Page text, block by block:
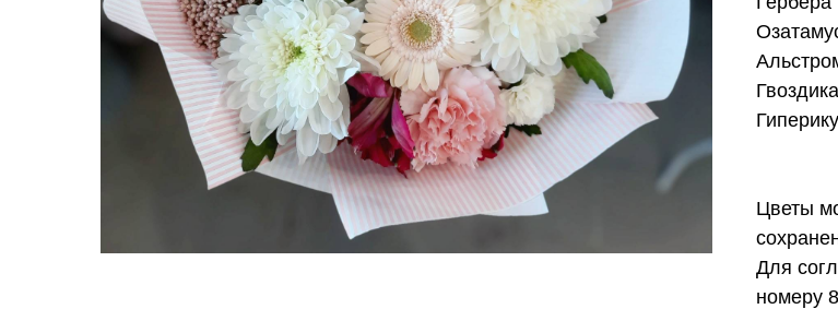
Гвоздика
Цветы
Для
номеру